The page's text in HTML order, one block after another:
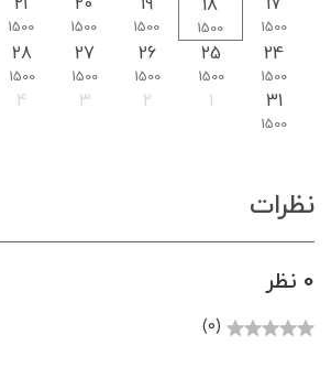
17
1500
18
1500
19
1500
20
1500
21
1500
24
1500
25
1500
26
1500
27
1500
28
1500
31
1500
1
2
3
4
نظرات
0 نظر
(0)